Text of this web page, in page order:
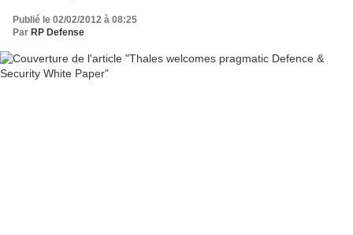
Publié le 02/02/2012 à 08:25
Par RP Defense